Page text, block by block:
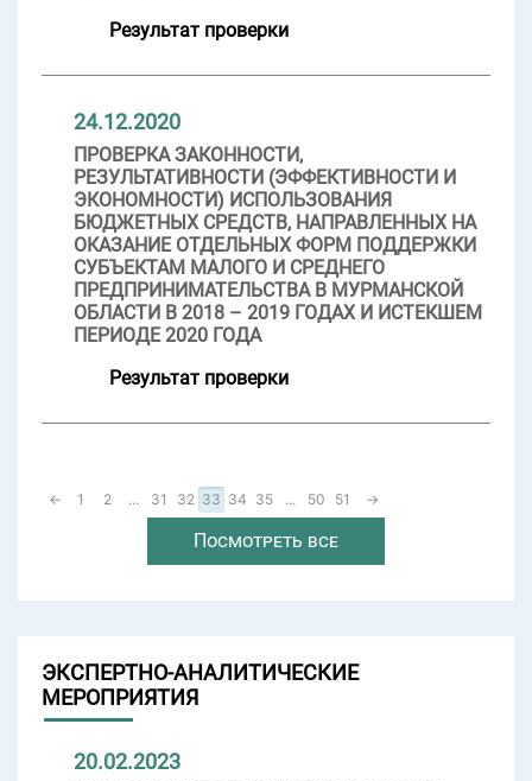
Результат проверки
24.12.2020
ПРОВЕРКА ЗАКОННОСТИ,
РЕЗУЛЬТАТИВНОСТИ (ЭФФЕКТИВНОСТИ И
ЭКОНОМНОСТИ) ИСПОЛЬЗОВАНИЯ
БЮДЖЕТНЫХ СРЕДСТВ, НАПРАВЛЕННЫХ НА
ОКАЗАНИЕ ОТДЕЛЬНЫХ ФОРМ ПОДДЕРЖКИ
СУБЪЕКТАМ МАЛОГО И СРЕДНЕГО
ПРЕДПРИНИМАТЕЛЬСТВА В МУРМАНСКОЙ
ОБЛАСТИ В 2018 – 2019 ГОДАХ И ИСТЕКШЕМ
ПЕРИОДЕ 2020 ГОДА
Результат проверки
← 1 2 ... 31 32 33 34 35 ... 50 51 →
Посмотреть все
ЭКСПЕРТНО-АНАЛИТИЧЕСКИЕ
МЕРОПРИЯТИЯ
20.02.2023